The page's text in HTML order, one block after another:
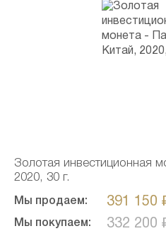
Золотая инвестиционная
2020, 30 г.
Мы продаем: 391 150
Мы покупаем: 332 200